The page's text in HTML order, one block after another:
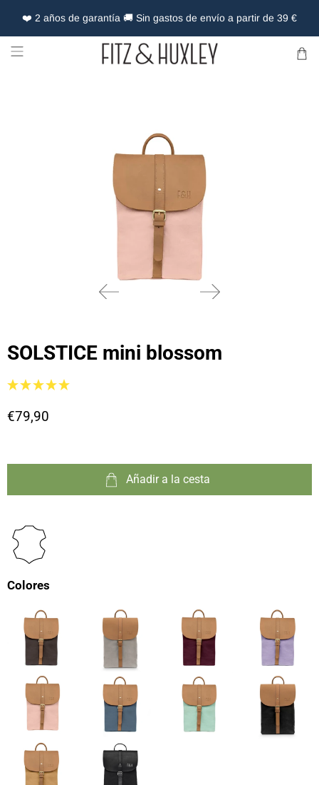
❤️ 2 años de garantía 🚚 Sin gastos de envío a partir de 39 €
SOLSTICE mini blossom
€79,90
Añadir a la cesta
Colores